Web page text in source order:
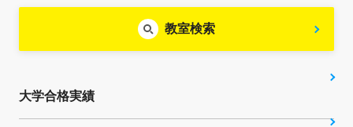
教室検索
大学合格実績